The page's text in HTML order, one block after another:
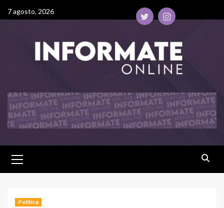
7 agosto, 2026
Política